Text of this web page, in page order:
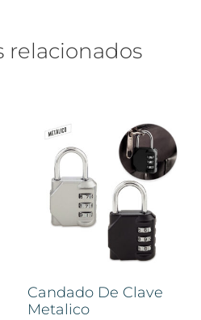
relacionados
Candado De Clave
Metalico